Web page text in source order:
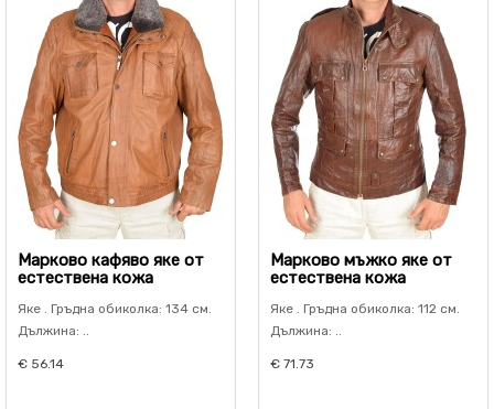
Марково кафяво яке от
естествена кожа
Яке . Гръдна обиколка: 134 см.
Дължина: ..
€ 56.14
Марково мъжко яке от
естествена кожа
Яке . Гръдна обиколка: 112 см.
Дължина: ..
€ 71.73